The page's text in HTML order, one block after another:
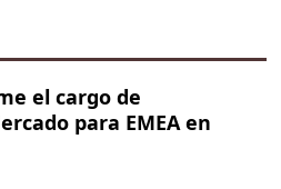
el cargo de
para EMEA en